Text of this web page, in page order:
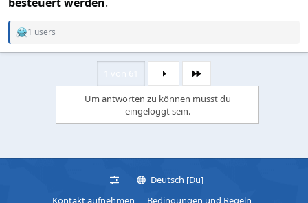
R
1 users
Letzte
Um antworten zu können musst du
eingeloggt sein.
Deutsch [Du]
Kontakt aufnehmen
Bedingungen und Regeln